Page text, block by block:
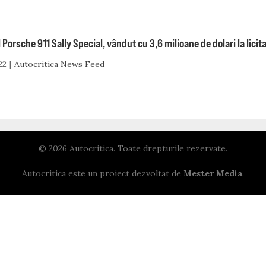
911 Sally Special, vândut cu 3,6 milioane de dolari la
Autocritica News Feed
© 2026 Autocritica. Toate drepturile rezervate.
Autocritica este un proiect dezvoltat de Mester Media.